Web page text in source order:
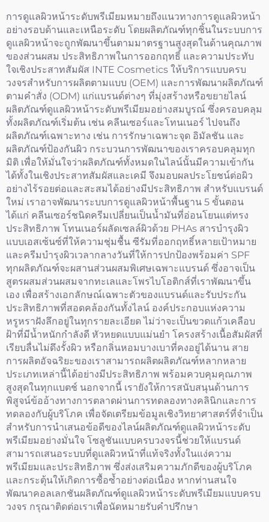
การดูแลผิวหน้าระดับพรีเมียมหมายถึงแนวทางการดูแลผิวหน้า
อย่างรอบด้านและเหนือระดับ โดยผลิตภัณฑ์ทุกชิ้นในระบบการ
ดูแลผิวหน้าจะถูกพัฒนาขึ้นตามมาตรฐานสูงสุดในด้านคุณภาพ
ของส่วนผสม ประสิทธิภาพในการออกฤทธิ์ และความประทับ
ใจเชิงประสาทสัมผัส INTE Cosmetics ให้บริการแบบครบ
วงจรสำหรับการผลิตตามแบบ (OEM) และการพัฒนาผลิตภัณฑ์
ตามคำสั่ง (ODM) แก่แบรนด์ต่างๆ ที่มุ่งสร้างหรือขยายไลน์
ผลิตภัณฑ์ดูแลผิวหน้าระดับพรีเมียมอย่างสมบูรณ์ ซึ่งครอบคลุม
ทั้งผลิตภัณฑ์เริ่มต้น เช่น คลีนเซอร์และโทนเนอร์ ไปจนถึง
ผลิตภัณฑ์เฉพาะทาง เช่น การรักษาเฉพาะจุด อิมัลชัน และ
ผลิตภัณฑ์ป้องกันผิว กระบวนการพัฒนาของเราครอบคลุมทุก
มิติ เพื่อให้มั่นใจว่าผลิตภัณฑ์ทั้งหมดในไลน์นั้นมีความเข้ากัน
ได้ทั้งในเชิงประสาทสัมผัสและเคมี จึงมอบผลประโยชน์ต่อผิว
อย่างไร้รอยต่อและสะสมได้อย่างมีประสิทธิภาพ สำหรับแบรนด์
ใหม่ เราอาจพัฒนาระบบการดูแลผิวหน้าพื้นฐาน 5 ขั้นตอน
ได้แก่ คลีนเซอร์ชนิดครีมเปลี่ยนเป็นน้ำมันที่อ่อนโยนแต่ทรง
ประสิทธิภาพ โทนเนอร์ผลัดเซลล์ผิวด้วย PHAs สารบำรุงผิว
แบบเอสเซ้นซ์ที่ให้ความชุ่มชื้น ซีรัมที่ออกฤทธิ์หลายเป้าหมาย
และครีมบำรุงผิวเวลากลางวันที่ให้การปกป้องพร้อมค่า SPF
ทุกผลิตภัณฑ์จะผสานส่วนผสมพิเศษเฉพาะแบรนด์ ซึ่งอาจเป็น
สูตรผสมส่วนผสมจากทะเลและโพรไบโอติกส์ที่เราพัฒนาขึ้น
เอง เพื่อสร้างเอกลักษณ์เฉพาะตัวของแบรนด์และรับประกัน
ประสิทธิภาพที่สอดคล้องกันทั้งไลน์ องค์ประกอบแห่งความ
หรูหราฝังลึกอยู่ในทุกรายละเอียด ไม่ว่าจะเป็นขวดแก้วเคลือบ
ฝ้าที่มีน้ำหนักกำลังดี หัวหยดแบบแม่นยำ โครงสร้างเนื้อสัมผัสที่
เรียบลื่นไม่ดึงรั้งผิว หรือกลิ่นหอมบางเบาที่คงอยู่ได้นาน สาย
การผลิตอัจฉริยะของเราสามารถผลิตผลิตภัณฑ์หลากหลาย
ประเภทเหล่านี้ได้อย่างมีประสิทธิภาพ พร้อมควบคุมคุณภาพ
สูงสุดในทุกแบตช์ นอกจากนี้ เรายังให้การสนับสนุนด้านการ
พิสูจน์ข้ออ้างทางการตลาดผ่านการทดลองทางคลินิกและการ
ทดลองกับผู้บริโภค เพื่อจัดเตรียมข้อมูลเชิงวิทยาศาสตร์ที่จำเป็น
สำหรับการนำเสนอข้อดีของไลน์ผลิตภัณฑ์ดูแลผิวหน้าระดับ
พรีเมียมอย่างมั่นใจ โซลูชันแบบครบวงจรนี้ช่วยให้แบรนด์
สามารถเสนอระบบที่ดูแลผิวหน้าที่แท้จริงทั้งในแง่ความ
พรีเมียมและประสิทธิภาพ ซึ่งส่งเสริมความภักดีของผู้บริโภค
และกระตุ้นให้เกิดการซื้อซ้ำอย่างต่อเนื่อง หากท่านสนใจ
พัฒนาคอลเลกชันผลิตภัณฑ์ดูแลผิวหน้าระดับพรีเมียมแบบครบ
วงจร กรุณาติดต่อเราเพื่อนัดหมายรับคำปรึกษา